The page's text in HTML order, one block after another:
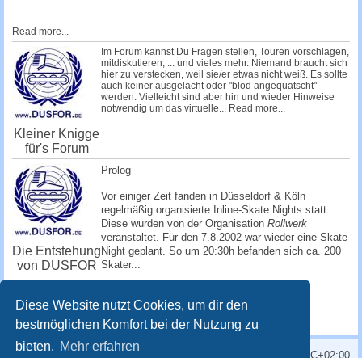
Diese Website nutzt Cookies, um dir den
bestmöglichen Komfort bei der Nutzung zu
bieten. Mehr erfahren
Read more...
Kleiner Knigge
für's Forum
Im Forum kannst Du Fragen stellen, Touren vorschlagen,
mitdiskutieren, ... und vieles mehr. Niemand braucht sich
hier zu verstecken, weil sie/er etwas nicht weiß. Es sollte
auch keiner ausgelacht oder "blöd angequatscht"
werden. Vielleicht sind aber hin und wieder Hinweise
notwendig um das virtuelle... Read more...
Die Entstehung
von DUSFOR
Prolog
Vor einiger Zeit fanden in Düsseldorf & Köln
regelmäßig organisierte Inline-Skate Nights statt.
Diese wurden von der Organisation Rollwerk
veranstaltet. Für den 7.8.2002 war wieder eine Skate
Night geplant. So um 20:30h befanden sich ca. 200
Skater...
UTC+02:00